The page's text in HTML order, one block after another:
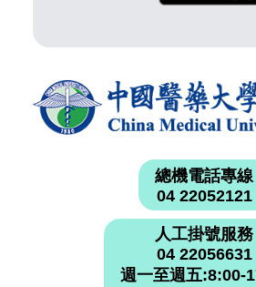
總機電話專線
04 22052121
人工掛號服務
04 22056631
週一至週五:8:00-